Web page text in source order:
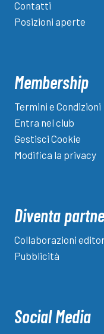
Contatti
Posizioni aperte
Membership
Termini e Condizioni
Entra nel club
Gestisci Cookie
Modifica la privacy
Diventa
Collaborazioni
Pubblicità
Social Media